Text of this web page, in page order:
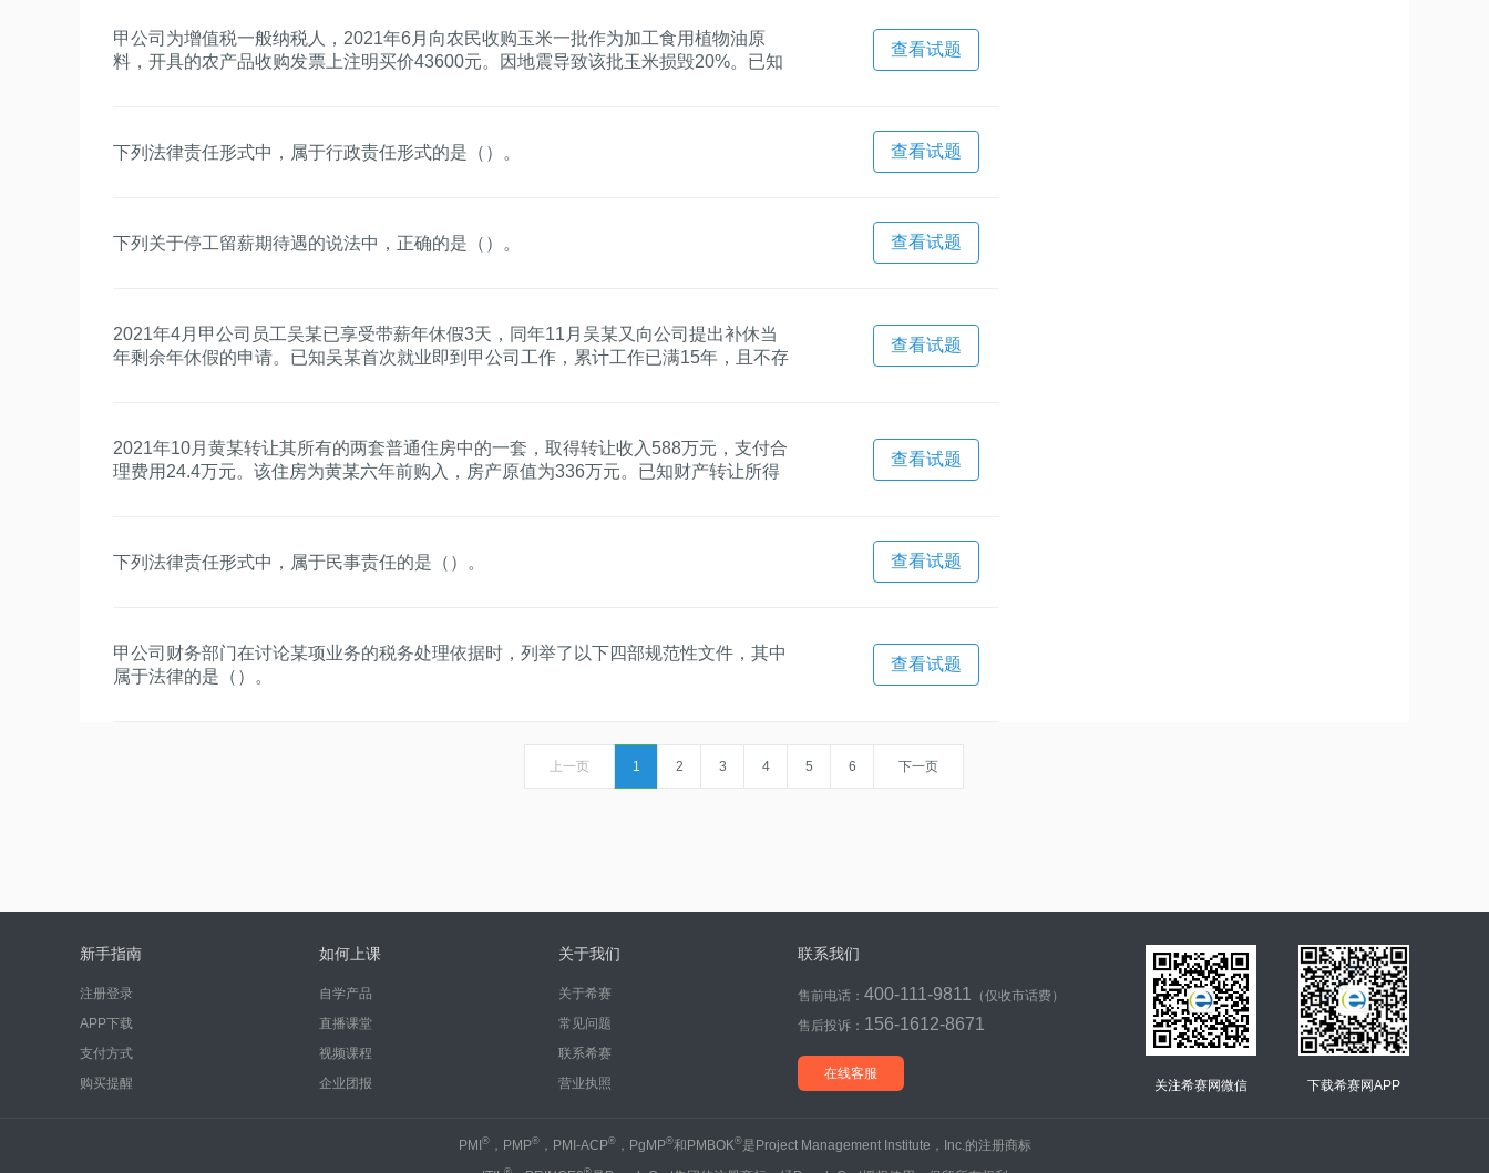
甲公司为增值税一般纳税人，2021年6月向农民收购玉米一批作为加工食用植物油原
料，开具的农产品收购发票上注明买价43600元。因地震导致该批玉米损毁20%。已知
查看试题
下列法律责任形式中，属于行政责任形式的是（）。 查看试题
下列关于停工留薪期待遇的说法中，正确的是（）。 查看试题
2021年4月甲公司员工吴某已享受带薪年休假3天，同年11月吴某又向公司提出补休当
年剩余年休假的申请。已知吴某首次就业即到甲公司工作，累计工作已满15年，且不存
查看试题
2021年10月黄某转让其所有的两套普通住房中的一套，取得转让收入588万元，支付合
理费用24.4万元。该住房为黄某六年前购入，房产原值为336万元。已知财产转让所得
查看试题
下列法律责任形式中，属于民事责任的是（）。 查看试题
甲公司财务部门在讨论某项业务的税务处理依据时，列举了以下四部规范性文件，其中
属于法律的是（）。
查看试题
上一页 1 2 3 4 5 6 下一页
新手指南
注册登录
APP下载
支付方式
购买提醒
如何上课
自学产品
直播课堂
视频课程
企业团报
关于我们
关于希赛
常见问题
联系希赛
营业执照
联系我们
售前电话： 400-111-9811
（仅收市话费）
售后投诉： 156-1612-8671
在线客服
关注希赛网微信 下载希赛网APP
PMI®，PMP®，PMI-ACP®，PgMP®和PMBOK®是Project Management Institute，Inc.的注册商标